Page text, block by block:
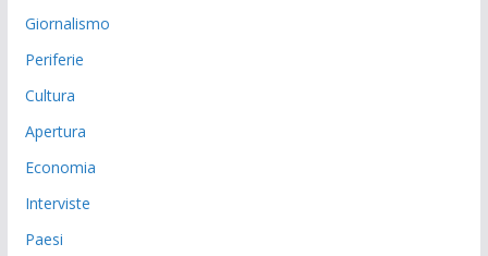
Giornalismo
Periferie
Cultura
Apertura
Economia
Interviste
Paesi